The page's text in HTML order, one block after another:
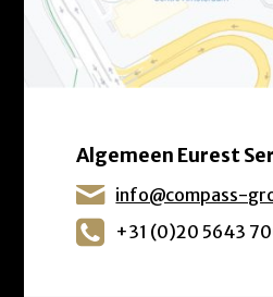
Algemeen Eurest
info@compass-
+31 (0)20 5643